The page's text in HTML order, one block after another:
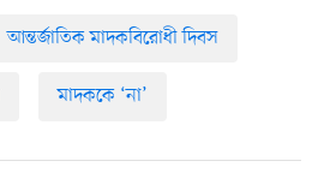
আন্তর্জাতিক মাদকবিরোধী দিবস
মাদককে ‘না’